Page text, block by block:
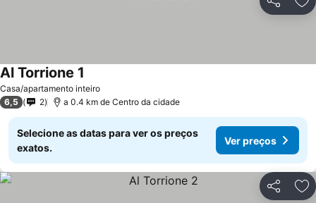
Partilhar
Casa/apartamento inteiro
Al Torrione 1
6,5 2 a 0.4 km de Centro da cidade
Selecione as datas para ver os preços
exatos.
Ver preços
Partilhar